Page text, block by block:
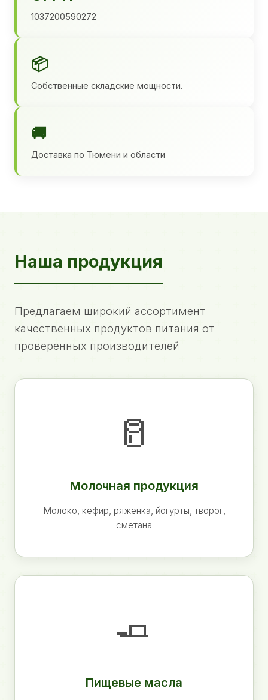
1037200590272
📦
Собственные складские мощности.
🚚
Доставка по Тюмени и области
Наша продукция
Предлагаем широкий ассортимент
качественных продуктов питания от
проверенных производителей
🥛
Молочная продукция
Молоко, кефир, ряженка, йогурты, творог,
сметана
🧈
Пищевые масла